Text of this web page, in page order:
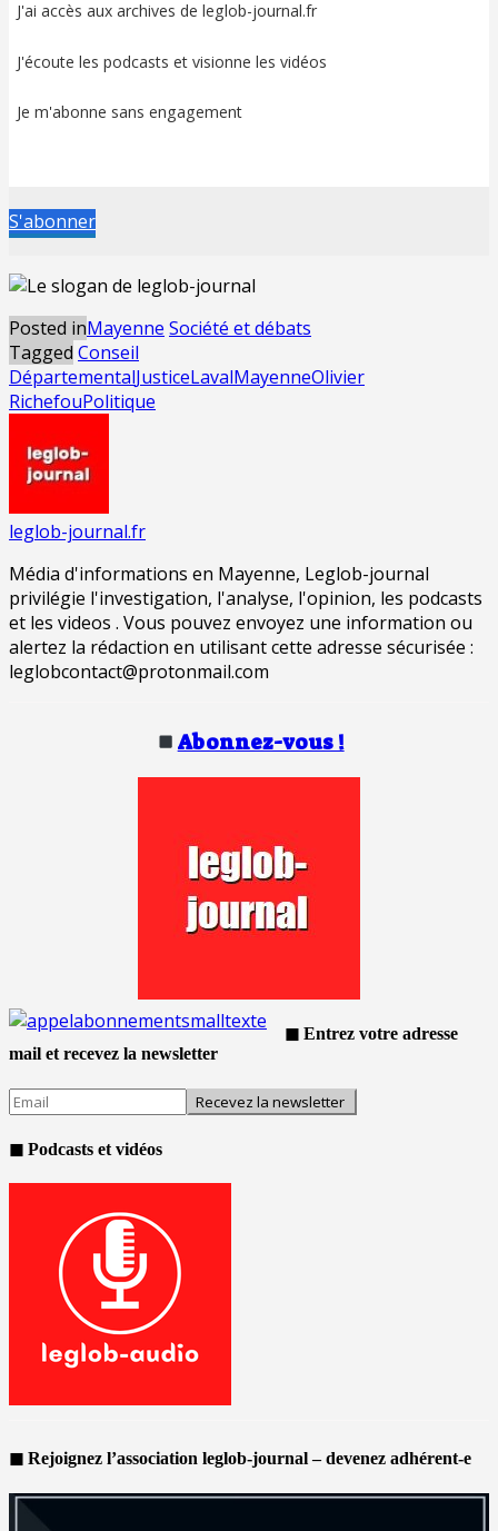
J'ai accès aux archives de leglob-journal.fr
J'écoute les podcasts et visionne les vidéos
Je m'abonne sans engagement
S'abonner
Posted inMayenne Société et débats
Tagged Conseil
DépartementalJusticeLavalMayenneOlivier
RichefouPolitique
leglob-journal.fr
Média d'informations en Mayenne, Leglob-journal
privilégie l'investigation, l'analyse, l'opinion, les podcasts
et les videos . Vous pouvez envoyez une information ou
alertez la rédaction en utilisant cette adresse sécurisée :
leglobcontact@protonmail.com
Abonnez-vous !
◼ Entrez votre adresse
mail et recevez la newsletter
◼ Podcasts et vidéos
◼ Rejoignez l’association leglob-journal – devenez adhérent-e